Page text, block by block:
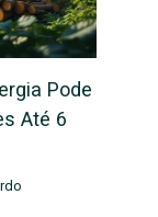
Pode
Até 6